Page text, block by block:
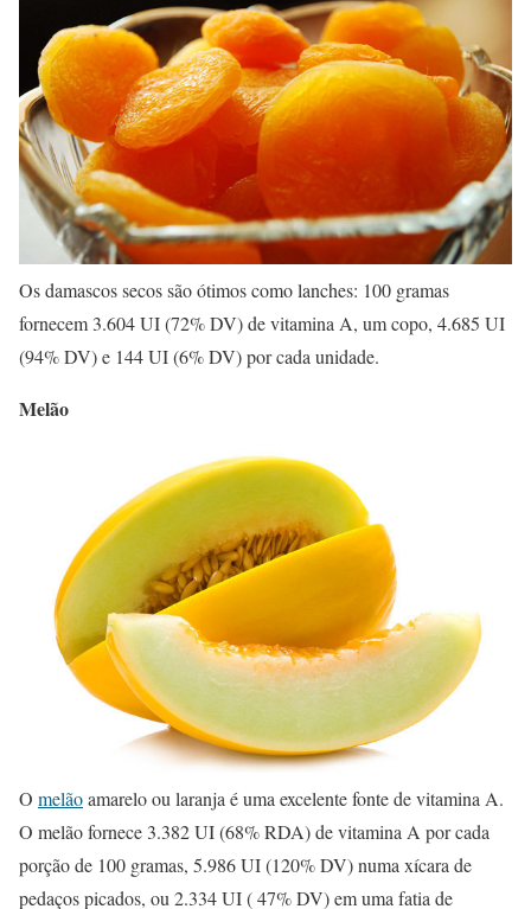
Os damascos secos são ótimos como lanches: 100 gramas
fornecem 3.604 UI (72% DV) de vitamina A, um copo, 4.685 UI
(94% DV) e 144 UI (6% DV) por cada unidade.
Melão
O melãoamarelo ou laranja é uma excelente fonte de vitamina A.
O melão fornece 3.382 UI (68% RDA) de vitamina A por cada
porção de 100 gramas, 5.986 UI (120% DV) numa xícara de
pedaços picados, ou 2.334 UI ( 47% DV) em uma fatia de